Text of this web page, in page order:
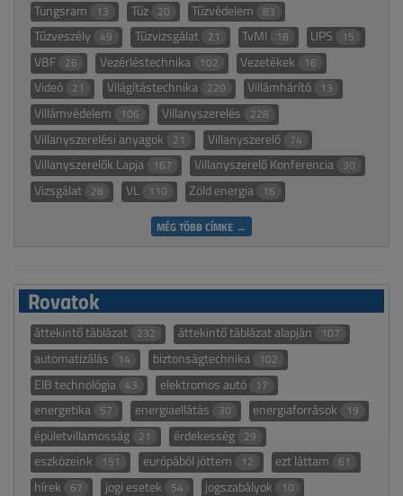
Tungsram 13 Tűz 20 Tűzvédelem 83
Tűzveszély 49 Tűzvizsgálat 21 TvMI 18 UPS 15
VBF 26 Vezérléstechnika 102 Vezetékek 16
Videó 21 Világítástechnika 220 Villámhárító 13
Villámvédelem 106 Villanyszerelés 228
Villanyszerelési anyagok 21 Villanyszerelő 74
Villanyszerelők Lapja 167 Villanyszerelő Konferencia 30
Vizsgálat 28 VL 110 Zöld energia 16
MÉG TÖBB CÍMKE →
Rovatok
áttekintő táblázat 232 áttekintő táblázat alapján 107
automatizálás 14 biztonságtechnika 102
EIB technológia 43 elektromos autó 17
energetika 57 energiaellátás 30 energiaforrások 19
épületvillamosság 21 érdekesség 29
eszközeink 151 európából jöttem 12 ezt láttam 61
hírek 67 jogi esetek 54 jogszabályok 10